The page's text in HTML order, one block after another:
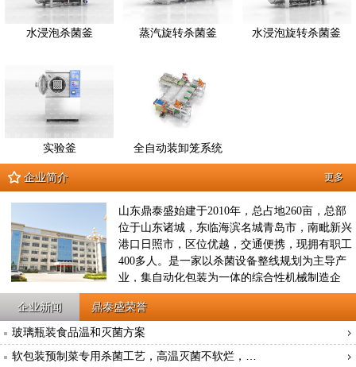
水浸泡杀菌釜 蒸汽旋转杀菌釜 水浸泡旋转杀菌釜
实验釜 全自动装卸笼系统
企业简介 更多
山东鼎泰盛始建于2010年，总占地260亩，总部
位于山东诸城，东临海滨名城青岛市，南毗新兴
港口日照市，区位优越，交通便携，现拥有职工
400多人。是一家以杀菌设备整线规划为主导产
业，集自动化包装为一体的综合性机械制造企
业，2012年8月征地260亩，投资3亿元建立鼎泰
盛工业园，是集原材料供应、产品研发、工艺设
计、生产制造、成品检验、工程运输、售后服务
于一体的工业装备企业，公司现拥有10项国家发
明专利技术，10项实用新型专利技术；先后被评
企业新闻
鼎泰盛荣誉
玻璃瓶装食品温和灭菌方案
软包装预制菜专用杀菌工艺，高温灭菌不软烂，…